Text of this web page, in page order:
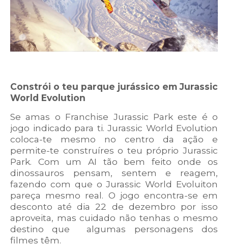
Constrói o teu parque jurássico em Jurassic
World Evolution
Se amas o Franchise Jurassic Park este é o
jogo indicado para ti. Jurassic World Evolution
coloca-te mesmo no centro da ação e
permite-te construíres o teu próprio Jurassic
Park. Com um AI tão bem feito onde os
dinossauros pensam, sentem e reagem,
fazendo com que o Jurassic World Evoluiton
pareça mesmo real. O jogo encontra-se em
desconto até dia 22 de dezembro por isso
aproveita, mas cuidado não tenhas o mesmo
destino que
algumas personagens dos
filmes têm.